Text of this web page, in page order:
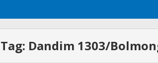
Tag: Dandim 1303/